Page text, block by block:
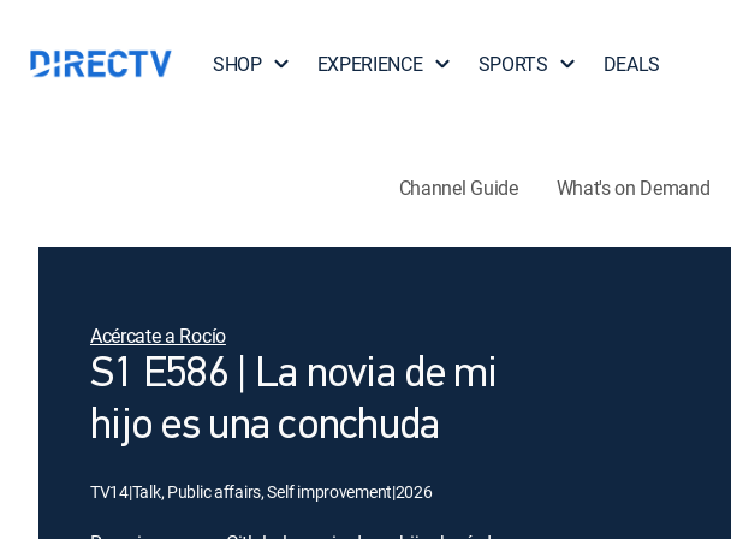
SHOP EXPERIENCE SPORTS DEALS
Channel Guide What's on Demand
Acércate a Rocío
S1 E586 | La novia de mi
hijo es una conchuda
TV14|Talk, Public affairs, Self improvement|2026